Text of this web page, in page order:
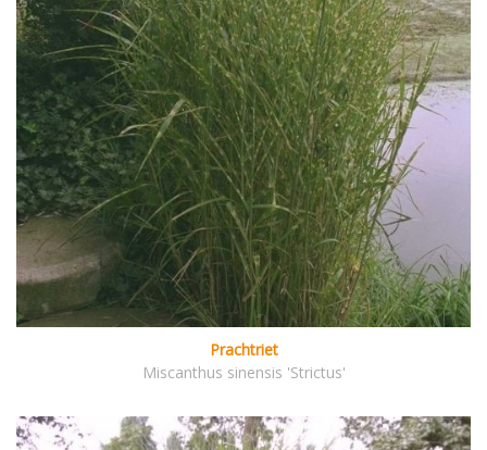
Prachtriet
Miscanthus sinensis 'Strictus'